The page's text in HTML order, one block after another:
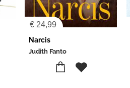
€ 24,99
Narcis
Judith Fanto